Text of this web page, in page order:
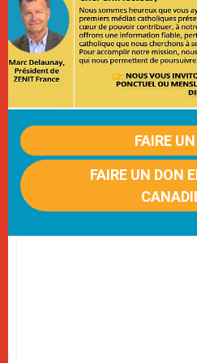
FAIRE
FAIRE UN DON